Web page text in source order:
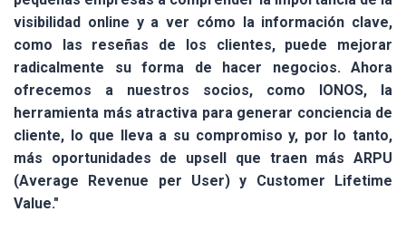
visibilidad online y a ver cómo la información clave,
como las reseñas de los clientes, puede mejorar
radicalmente su forma de hacer negocios. Ahora
ofrecemos a nuestros socios, como IONOS, la
herramienta más atractiva para generar conciencia de
cliente, lo que lleva a su compromiso y, por lo tanto,
más oportunidades de upsell que traen más ARPU
(Average Revenue per User) y Customer Lifetime
Value."